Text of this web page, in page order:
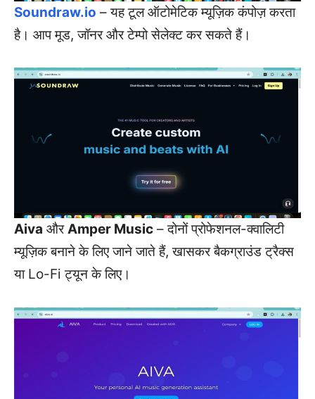
Soundraw.io – यह टूल ऑटोमेटिक म्यूज़िक कंपोज़ करता
है। आप मूड, जॉनर और टेम्पो सेलेक्ट कर सकते हैं।
Aiva औरAmper Music – दोनों प्रोफेशनल-क्वालिटी
म्यूज़िक बनाने के लिए जाने जाते हैं, खासकर बैकग्राउंड ट्रैक्स
या Lo-Fi ट्यून के लिए।